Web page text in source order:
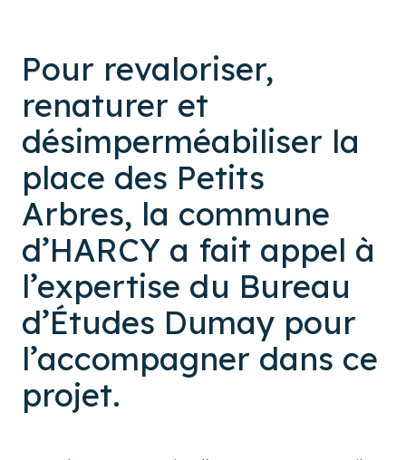
Pour revaloriser,
renaturer et
désimperméabiliser la
place des Petits
Arbres, la commune
d’HARCY a fait appel à
l’expertise du Bureau
d’Études Dumay pour
l’accompagner dans ce
projet.